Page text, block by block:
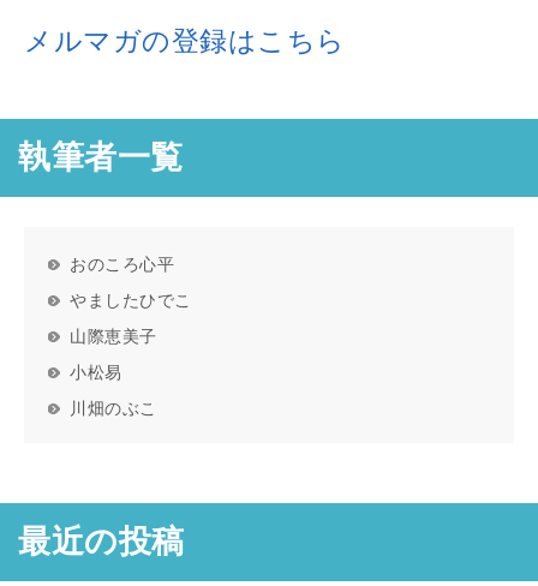
メルマガの登録はこちら
執筆者一覧
おのころ心平
やましたひでこ
山際恵美子
小松易
川畑のぶこ
最近の投稿